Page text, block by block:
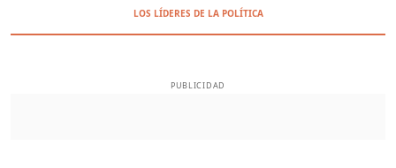
LOS LÍDERES DE LA POLÍTICA
PUBLICIDAD